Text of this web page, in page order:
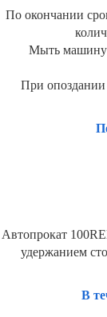
По окончании
Мыть машину
При опоздании
Автопрокат
удержанием
В